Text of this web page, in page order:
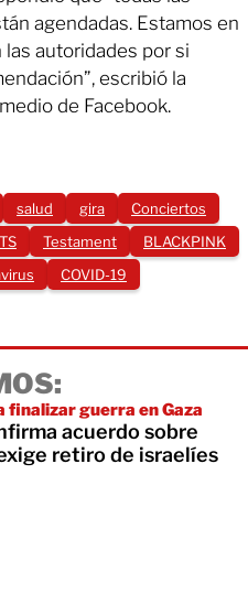
agendadas. Estamos en
autoridades por si
escribió la
de Facebook.
salud gira
Conciertos
Testament
BLACKPINK
COVID-19
finalizar guerra en Gaza
acuerdo sobre
retiro de israelíes